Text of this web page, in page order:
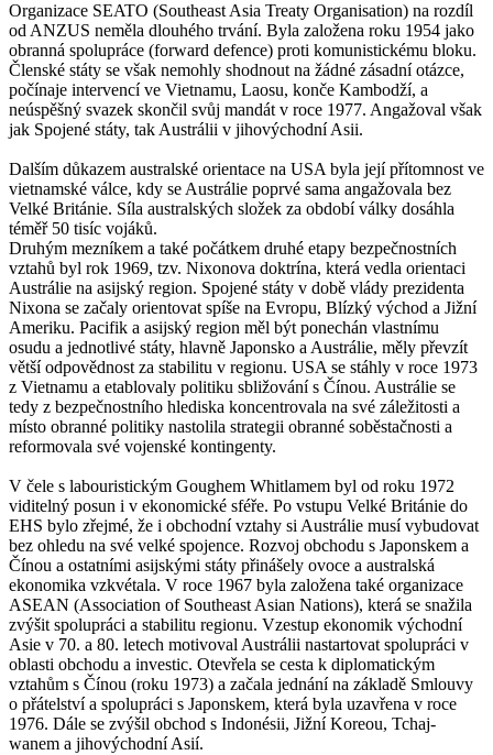
Organizace SEATO (Southeast Asia Treaty Organisation) na rozdíl
od ANZUS neměla dlouhého trvání. Byla založena roku 1954 jako
obranná spolupráce (forward defence) proti komunistickému bloku.
Členské státy se však nemohly shodnout na žádné zásadní otázce,
počínaje intervencí ve Vietnamu, Laosu, konče Kambodží, a
neúspěšný svazek skončil svůj mandát v roce 1977. Angažoval však
jak Spojené státy, tak Austrálii v jihovýchodní Asii.
Dalším důkazem australské orientace na USA byla její přítomnost ve
vietnamské válce, kdy se Austrálie poprvé sama angažovala bez
Velké Británie. Síla australských složek za období války dosáhla
téměř 50 tisíc vojáků.
Druhým mezníkem a také počátkem druhé etapy bezpečnostních
vztahů byl rok 1969, tzv. Nixonova doktrína, která vedla orientaci
Austrálie na asijský region. Spojené státy v době vlády prezidenta
Nixona se začaly orientovat spíše na Evropu, Blízký východ a Jižní
Ameriku. Pacifik a asijský region měl být ponechán vlastnímu
osudu a jednotlivé státy, hlavně Japonsko a Austrálie, měly převzít
větší odpovědnost za stabilitu v regionu. USA se stáhly v roce 1973
z Vietnamu a etablovaly politiku sbližování s Čínou. Austrálie se
tedy z bezpečnostního hlediska koncentrovala na své záležitosti a
místo obranné politiky nastolila strategii obranné soběstačnosti a
reformovala své vojenské kontingenty.
V čele s labouristickým Goughem Whitlamem byl od roku 1972
viditelný posun i v ekonomické sféře. Po vstupu Velké Británie do
EHS bylo zřejmé, že i obchodní vztahy si Austrálie musí vybudovat
bez ohledu na své velké spojence. Rozvoj obchodu s Japonskem a
Čínou a ostatními asijskými státy přinášely ovoce a australská
ekonomika vzkvétala. V roce 1967 byla založena také organizace
ASEAN (Association of Southeast Asian Nations), která se snažila
zvýšit spolupráci a stabilitu regionu. Vzestup ekonomik východní
Asie v 70. a 80. letech motivoval Austrálii nastartovat spolupráci v
oblasti obchodu a investic. Otevřela se cesta k diplomatickým
vztahům s Čínou (roku 1973) a začala jednání na základě Smlouvy
o přátelství a spolupráci s Japonskem, která byla uzavřena v roce
1976. Dále se zvýšil obchod s Indonésii, Jižní Koreou, Tchaj-
wanem a jihovýchodní Asií.